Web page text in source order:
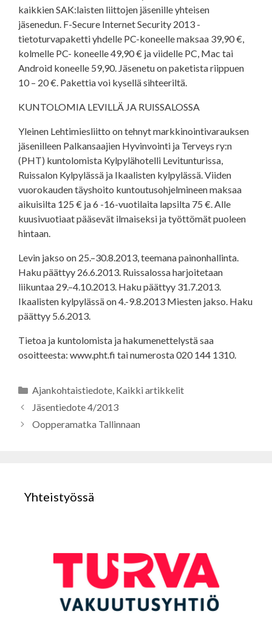
kaikkien SAK:laisten liittojen jäsenille yhteisen
jäsenedun. F-Secure Internet Security 2013 -
tietoturvapaketti yhdelle PC-koneelle maksaa 39,90 €,
kolmelle PC- koneelle 49,90 € ja viidelle PC, Mac tai
Android koneelle 59,90. Jäsenetu on paketista riippuen
10 – 20 €. Pakettia voi kysellä sihteeriltä.
KUNTOLOMIA LEVILLÄ JA RUISSALOSSA
Yleinen Lehtimiesliitto on tehnyt markkinointivarauksen
jäsenilleen Palkansaajien Hyvinvointi ja Terveys ry:n
(PHT) kuntolomista Kylpylähotelli Levitunturissa,
Ruissalon Kylpylässä ja Ikaalisten kylpylässä. Viiden
vuorokauden täyshoito kuntoutusohjelmineen maksaa
aikuisilta 125 € ja 6 -16-vuotilaita lapsilta 75 €. Alle
kuusivuotiaat pääsevät ilmaiseksi ja työttömät puoleen
hintaan.
Levin jakso on 25.–30.8.2013, teemana painonhallinta.
Haku päättyy 26.6.2013. Ruissalossa harjoitetaan
liikuntaa 29.–4.10.2013. Haku päättyy 31.7.2013.
Ikaalisten kylpylässä on 4.-9.8.2013 Miesten jakso. Haku
päättyy 5.6.2013.
Tietoa ja kuntolomista ja hakumenettelystä saa
osoitteesta: www.pht.fi tai numerosta 020 144 1310.
Kategoriat
Ajankohtaistiedote, Kaikki artikkelit
Jäsentiedote 4/2013
Oopperamatka Tallinnaan
Yhteistyössä